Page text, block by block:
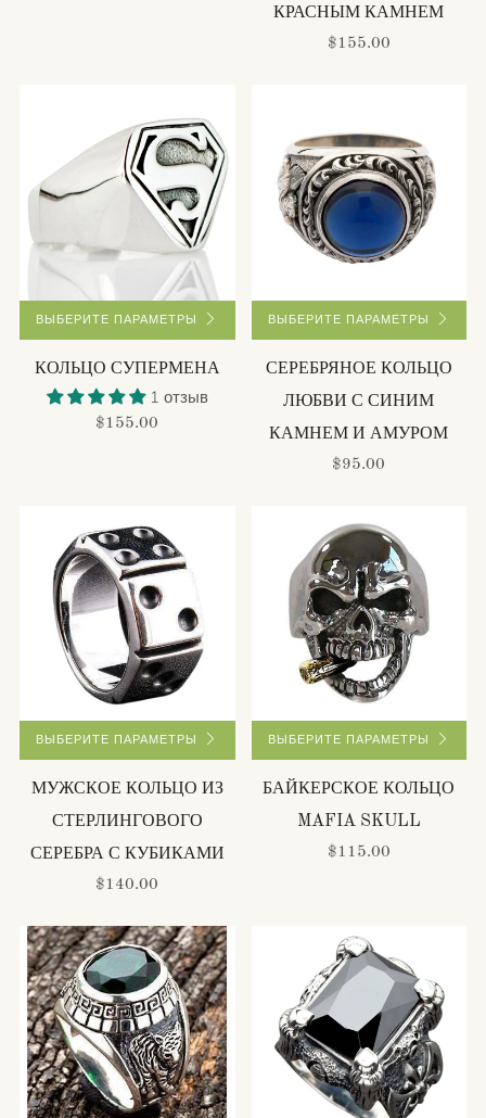
КРАСНЫМ КАМНЕМ
$155.00
ВЫБЕРИТЕ ПАРАМЕТРЫ
КОЛЬЦО СУПЕРМЕНА
1 отзыв
$155.00
ВЫБЕРИТЕ ПАРАМЕТРЫ
СЕРЕБРЯНОЕ КОЛЬЦО
ЛЮБВИ С СИНИМ
КАМНЕМ И АМУРОМ
$95.00
ВЫБЕРИТЕ ПАРАМЕТРЫ
МУЖСКОЕ КОЛЬЦО ИЗ
СТЕРЛИНГОВОГО
СЕРЕБРА С КУБИКАМИ
$140.00
ВЫБЕРИТЕ ПАРАМЕТРЫ
БАЙКЕРСКОЕ КОЛЬЦО
MAFIA SKULL
$115.00